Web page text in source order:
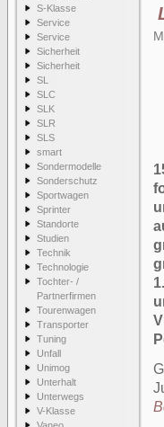
S-Klasse
Service
Service
Sicherheit
Sicherheit
SL
SLC
SLK
SLR
SLS
smart
Sondermodelle
Sonderschutz
Sportwagen
Sprinter
Standorte
Studien
Technik
Technologie
Tochter- /
Partnerfirmen
Tourenwagen
Transporter
Tuning
Unfall
Unimog
Unterhalt
Unterwegs
V-Klasse